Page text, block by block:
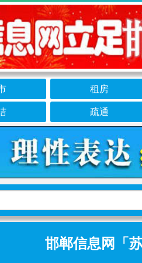
租房
疏通
邯郸信息网「